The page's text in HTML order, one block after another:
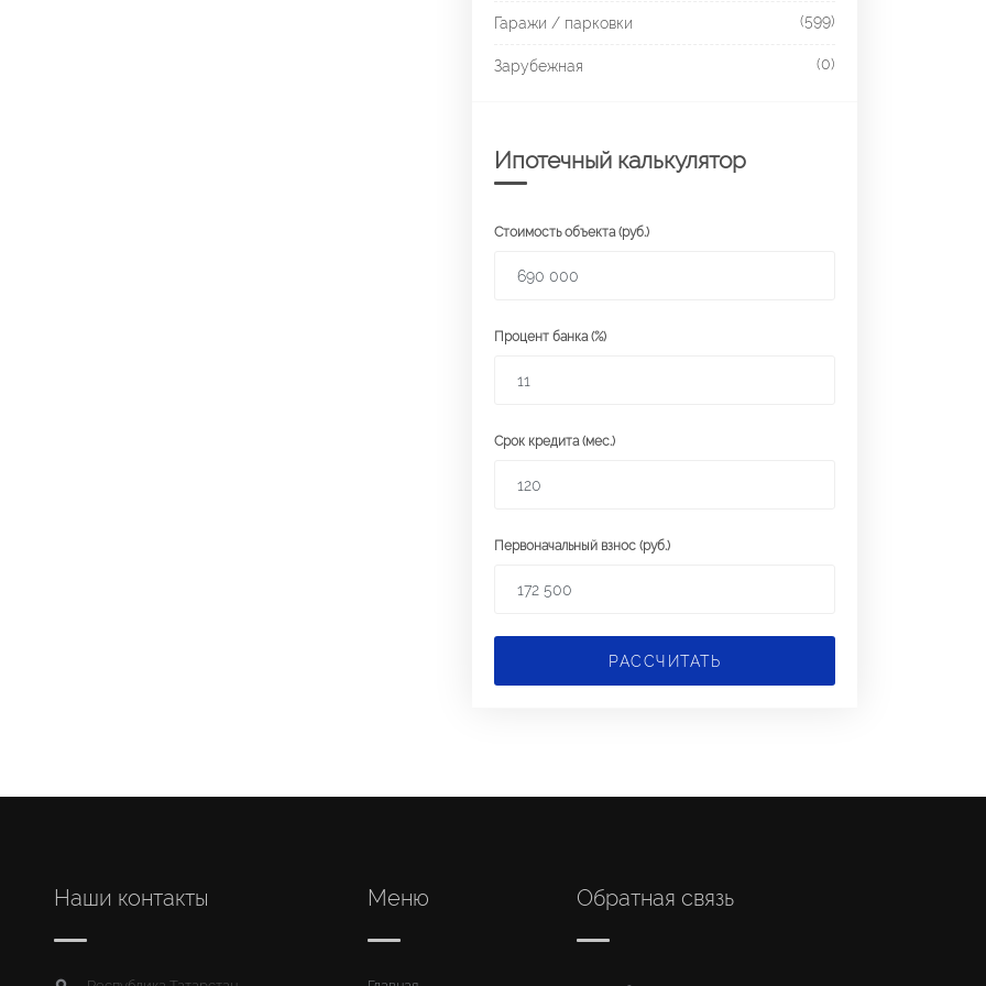
Гаражи / парковки (599)
Зарубежная (0)
Ипотечный калькулятор
Стоимость объекта (руб.)
Процент банка (%)
Срок кредита (мес.)
Первоначальный взнос (руб.)
РАССЧИТАТЬ
Наши контакты Меню Обратная связь